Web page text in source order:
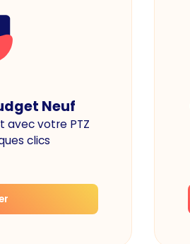
Neuf
avec votre PTZ
clics